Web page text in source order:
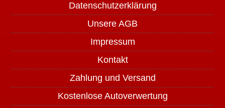
Datenschutzerklärung
Unsere AGB
Impressum
Kontakt
Zahlung und Versand
Kostenlose Autoverwertung